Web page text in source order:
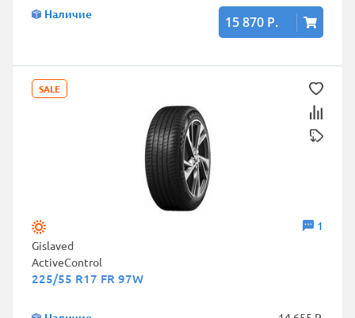
Наличие 15 870 Р.
SALE
1
Gislaved
ActiveControl
225/55 R17 FR 97W